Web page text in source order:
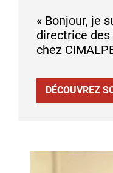
« Bonjour, je
directrice
chez
DÉCOUVREZ